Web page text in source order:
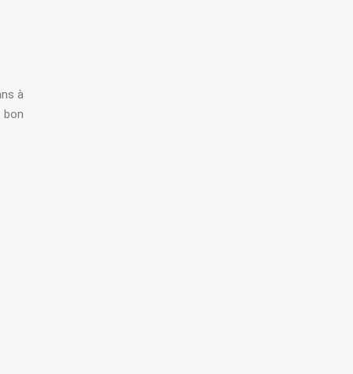
à
bon